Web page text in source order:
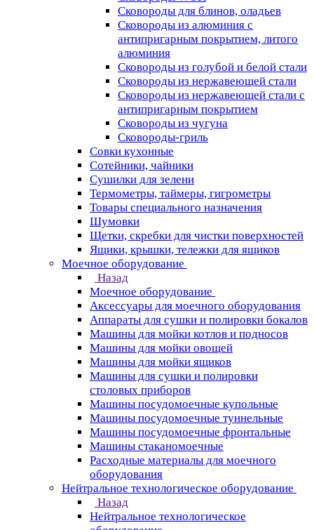
Сковороды для блинов, оладьев
Сковороды из алюминия с
антипригарным покрытием, литого
алюминия
Сковороды из голубой и белой стали
Сковороды из нержавеющей стали
Сковороды из нержавеющей стали с
антипригарным покрытием
Сковороды из чугуна
Сковороды-гриль
Совки кухонные
Сотейники, чайники
Сушилки для зелени
Термометры, таймеры, гигрометры
Товары специального назначения
Шумовки
Щетки, скребки для чистки поверхностей
Ящики, крышки, тележки для ящиков
Моечное оборудование
Назад
Моечное оборудование
Аксессуары для моечного оборудования
Аппараты для сушки и полировки бокалов
Машины для мойки котлов и подносов
Машины для мойки овощей
Машины для мойки ящиков
Машины для сушки и полировки
столовых приборов
Машины посудомоечные купольные
Машины посудомоечные туннельные
Машины посудомоечные фронтальные
Машины стаканомоечные
Расходные материалы для моечного
оборудования
Нейтральное технологическое оборудование
Назад
Нейтральное технологическое